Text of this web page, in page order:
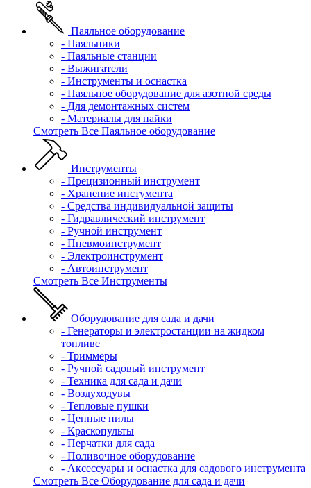
Паяльное оборудование
- Паяльники
- Паяльные станции
- Выжигатели
- Инструменты и оснастка
- Паяльное оборудование для азотной среды
- Для демонтажных систем
- Материалы для пайки
Смотреть Все Паяльное оборудование
Инструменты
- Прецизионный инструмент
- Хранение инстумента
- Средства индивидуальной защиты
- Гидравлический инструмент
- Ручной инструмент
- Пневмоинструмент
- Электроинструмент
- Автоинструмент
Смотреть Все Инструменты
Оборудование для сада и дачи
- Генераторы и электростанции на жидком
топливе
- Триммеры
- Ручной садовый инструмент
- Техника для сада и дачи
- Воздуходувы
- Тепловые пушки
- Цепные пилы
- Краскопульты
- Перчатки для сада
- Поливочное оборудование
- Аксессуары и оснастка для садового инструмента
Смотреть Все Оборудование для сада и дачи